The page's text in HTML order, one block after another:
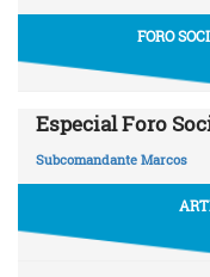
FORO
Especial Foro
Subcomandante Marcos